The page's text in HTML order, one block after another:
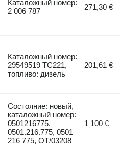
Каталожный номер:
2 006 787
271,30 €
Каталожный номер:
29549519 TC221,
топливо: дизель
201,61 €
Состояние: новый,
каталожный номер:
0501216775,
0501.216.775, 0501
216 775, OT/03208
1 100 €